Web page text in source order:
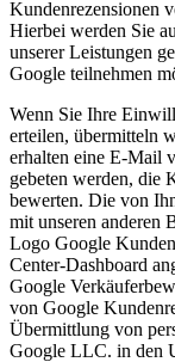
Kundenrezensionen
Hierbei werden Sie
unserer Leistungen
Google teilnehmen
Wenn Sie Ihre
erteilen, übermitteln
erhalten eine E-Mail
gebeten werden, die
bewerten. Die von
mit unseren anderen
Logo Google
Center-Dashboard
Google
von Google
Übermittlung von
Google LLC. in den